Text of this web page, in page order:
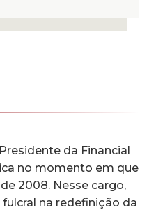
da Financial
no momento em que
2008. Nesse cargo,
fulcral na redefinição da